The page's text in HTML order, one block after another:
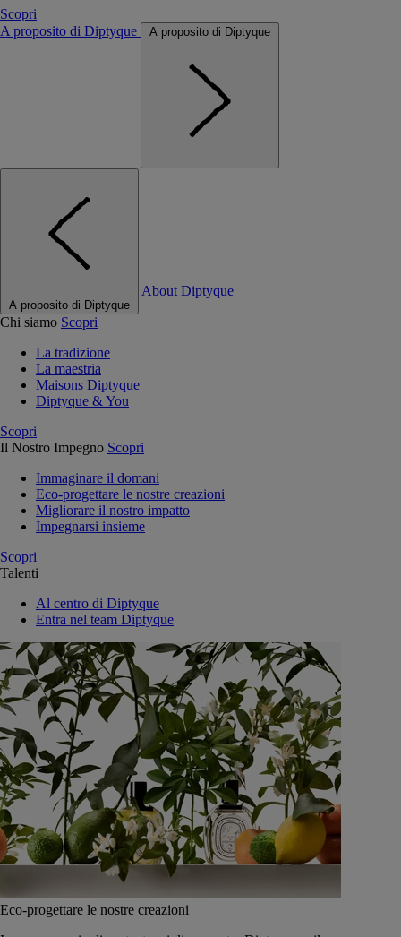
Scopri
A proposito di Diptyque
A proposito di Diptyque
A proposito di Diptyque
About Diptyque
Chi siamo Scopri
La tradizione
La maestria
Maisons Diptyque
Diptyque & You
Scopri
Il Nostro Impegno Scopri
Immaginare il domani
Eco-progettare le nostre creazioni
Migliorare il nostro impatto
Impegnarsi insieme
Scopri
Talenti
Al centro di Diptyque
Entra nel team Diptyque
Eco-progettare le nostre creazioni